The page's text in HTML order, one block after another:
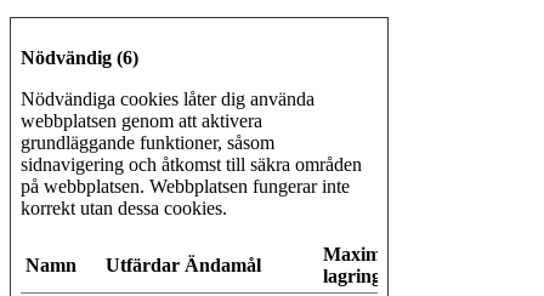
Nödvändig (6)
Nödvändiga cookies låter dig använda
webbplatsen genom att aktivera
grundläggande funktioner, såsom
sidnavigering och åtkomst till säkra områden
på webbplatsen. Webbplatsen fungerar inte
korrekt utan dessa cookies.
Namn UtfärdareÄndamål
Maximal
lagringstid